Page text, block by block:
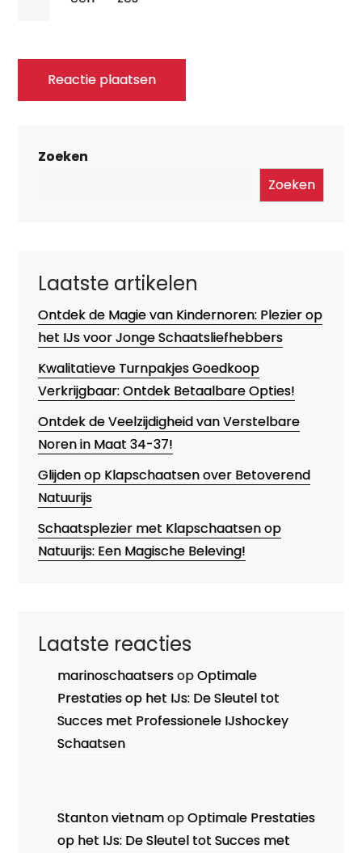
Zoeken
Zoeken
Laatste artikelen
Ontdek de Magie van Kindernoren: Plezier op
het IJs voor Jonge Schaatsliefhebbers
Kwalitatieve Turnpakjes Goedkoop
Verkrijgbaar: Ontdek Betaalbare Opties!
Ontdek de Veelzijdigheid van Verstelbare
Noren in Maat 34-37!
Glijden op Klapschaatsen over Betoverend
Natuurijs
Schaatsplezier met Klapschaatsen op
Natuurijs: Een Magische Beleving!
Laatste reacties
marinoschaatsersopOptimale
Prestaties op het IJs: De Sleutel tot
Succes met Professionele IJshockey
Schaatsen
Stanton vietnamopOptimale Prestaties
op het IJs: De Sleutel tot Succes met